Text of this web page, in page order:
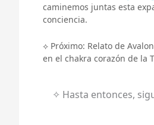
caminemos juntas esta
conciencia.
⟡ Próximo: Relato de
en el chakra corazón de la
✧ Hasta entonces,